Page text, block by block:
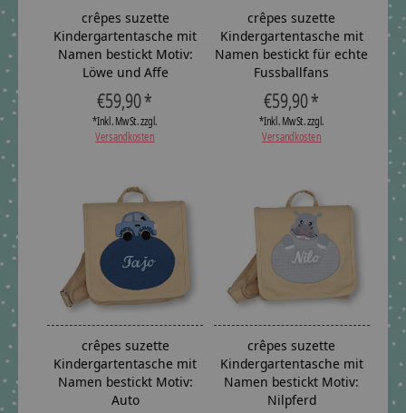
crêpes suzette
Kindergartentasche mit
Namen bestickt Motiv:
Löwe und Affe
€59,90 *
*Inkl. MwSt. zzgl.
Versandkosten
crêpes suzette
Kindergartentasche mit
Namen bestickt für echte
Fussballfans
€59,90 *
*Inkl. MwSt. zzgl.
Versandkosten
crêpes suzette
Kindergartentasche mit
Namen bestickt Motiv:
Auto
crêpes suzette
Kindergartentasche mit
Namen bestickt Motiv:
Nilpferd